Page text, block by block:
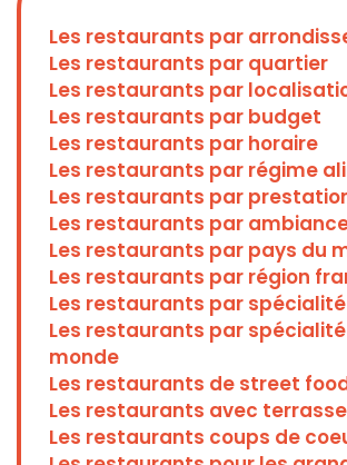
Les restaurants par
Les restaurants par quartier
Les restaurants par
Les restaurants par budget
Les restaurants par horaire
Les restaurants par régime
Les restaurants par
Les restaurants par
Les restaurants par pays du
Les restaurants par région
Les restaurants par
Les restaurants par
monde
Les restaurants de street
Les restaurants avec terrasse
Les restaurants coups de